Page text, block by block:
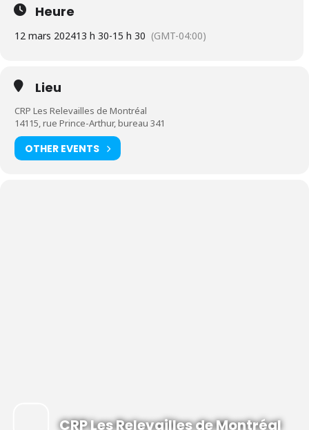
Au Café des Relevailles
Une activité chaque mardi, dès 13 h 30 et prend fin au
maximum à 15 h 30.
Heure
12 mars 202413 h 30-15 h 30 (GMT-04:00)
Lieu
CRP Les Relevailles de Montréal
14115, rue Prince-Arthur, bureau 341
OTHER EVENTS
CRP Les Relevailles de Montréal